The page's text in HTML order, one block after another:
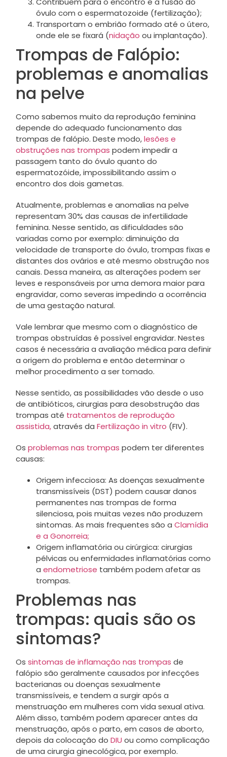
óvulo com o espermatozoide (fertilização);
Transportam o embrião formado até o útero,
onde ele se fixará (nidação ou implantação).
Trompas de Falópio:
problemas e anomalias
na pelve
Como sabemos muito da reprodução feminina
depende do adequado funcionamento das
trompas de falópio. Deste modo,lesões e
obstruções nas trompas podem impedir a
passagem tanto do óvulo quanto do
espermatozóide, impossibilitando assim o
encontro dos dois gametas.
Atualmente, problemas e anomalias na pelve
representam 30% das causas de infertilidade
feminina. Nesse sentido, as dificuldades são
variadas como por exemplo: diminuição da
velocidade de transporte do óvulo, trompas fixas e
distantes dos ovários e até mesmo obstrução nos
canais. Dessa maneira, as alterações podem ser
leves e responsáveis por uma demora maior para
engravidar, como severas impedindo a ocorrência
de uma gestação natural.
Vale lembrar que mesmo com o diagnóstico de
trompas obstruídas é possível engravidar. Nestes
casos é necessária a avaliação médica para definir
a origem do problema e então determinar o
melhor procedimento a ser tomado.
Nesse sentido, as possibilidades vão desde o uso
de antibióticos, cirurgias para desobstrução das
trompas até tratamentos de reprodução
assistida,através da Fertilização in vitro (FIV).
Os problemas nas trompas podem ter diferentes
causas:
Origem infecciosa: As doenças sexualmente
transmissíveis (DST) podem causar danos
permanentes nas trompas de forma
silenciosa, pois muitas vezes não produzem
sintomas. As mais frequentes são a Clamídia
e a Gonorreia;
Origem inflamatória ou cirúrgica: cirurgias
pélvicas ou enfermidades inflamatórias como
a endometriose também podem afetar as
trompas.
Problemas nas
trompas: quais são os
sintomas?
Os sintomas de inflamação nas trompas de
falópio são geralmente causados por infecções
bacterianas ou doenças sexualmente
transmissíveis, e tendem a surgir após a
menstruação em mulheres com vida sexual ativa.
Além disso, também podem aparecer antes da
menstruação, após o parto, em casos de aborto,
depois da colocação do DIU ou como complicação
de uma cirurgia ginecológica, por exemplo.